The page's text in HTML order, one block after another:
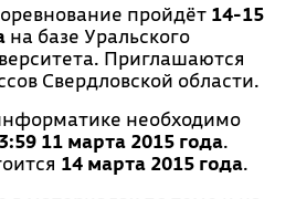
пройдёт 14-15
на базе Уральского
Приглашаются
Свердловской области.
необходимо
11 марта 2015 года.
14 марта 2015 года.